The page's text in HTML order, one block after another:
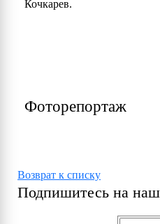
Кочкарев.
Фоторепортаж
Возврат к списку
Подпишитесь на